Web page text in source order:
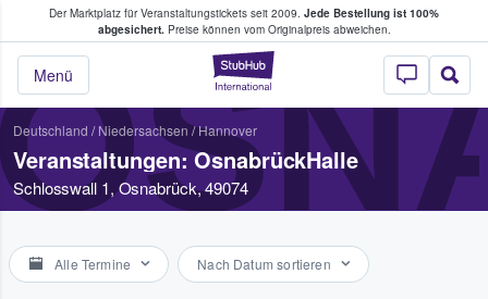
Der Marktplatz für Veranstaltungstickets seit 2009. Jede Bestellung ist 100%
abgesichert.Preise können vom Originalpreis abweichen.
StubHub - Wo
Menü
Tickets kaufen & verkaufen
Deutschland / Niedersachsen /Hannover
Veranstaltungen: OsnabrückHalle
Schlosswall 1, Osnabrück, 49074
Alle Termine Nach Datum sortieren